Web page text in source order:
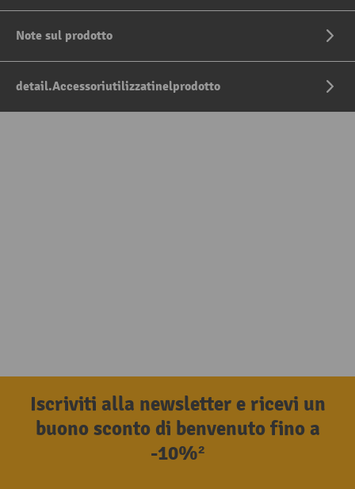
Note sul prodotto
detail.Accessoriutilizzatinelprodotto
Iscriviti alla newsletter e ricevi un
buono sconto di benvenuto fino a
-10%²